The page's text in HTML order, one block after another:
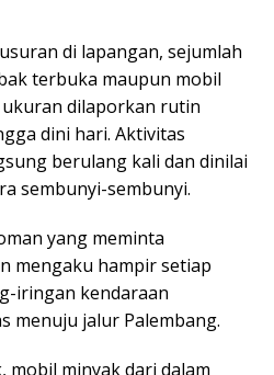
di lapangan, sejumlah
terbuka maupun mobil
dilaporkan rutin
dini hari. Aktivitas
berulang kali dan dinilai
sembunyi-sembunyi.
yang meminta
mengaku hampir setiap
iringan kendaraan
menuju jalur Palembang.
mobil minyak dari dalam